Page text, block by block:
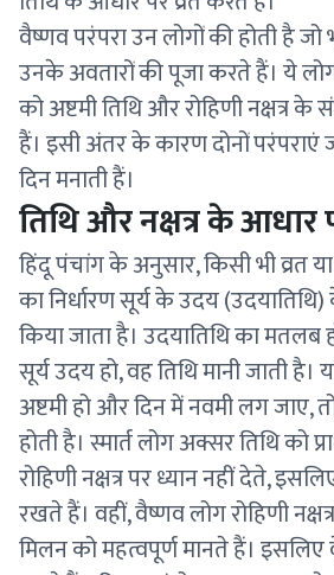
वैष्णव परंपरा उन लोगों की होती है
उनके अवतारों की पूजा करते हैं। ये लोग
को अष्टमी तिथि और रोहिणी नक्षत्र
हैं। इसी अंतर के कारण दोनों
दिन मनाती हैं।
तिथि और नक्षत्र के आधार
हिंदू पंचांग के अनुसार, किसी भी व्रत
का निर्धारण सूर्य के उदय
किया जाता है। उदयातिथि का मतलब
सूर्य उदय हो, वह तिथि मानी जाती
अष्टमी हो और दिन में नवमी लग जाए,
होती है। स्मार्त लोग अक्सर तिथि को
रोहिणी नक्षत्र पर ध्यान नहीं देते,
रखते हैं। वहीं, वैष्णव लोग रोहिणी
मिलन को महत्वपूर्ण मानते हैं।